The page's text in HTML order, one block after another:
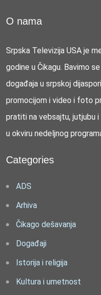
O nama
Srpska Televizija USA je
godine u Čikagu. Bavimo
događaja u srpskoj
promocijom i video i foto
pratiti na vebsajtu, jutjubu
u okviru nedeljnog
Categories
ADS
Arhiva
Čikago dešavanja
Događaji
Istorija i religija
Kultura i umetnost